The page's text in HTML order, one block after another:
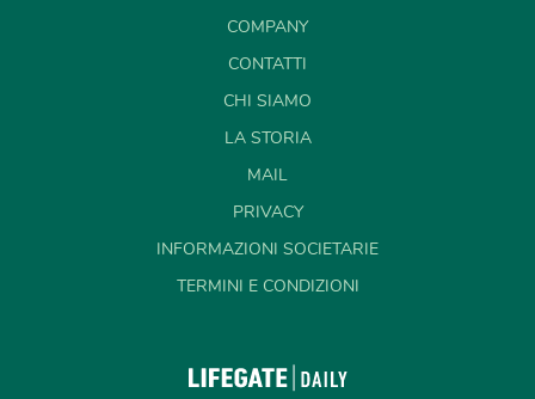
COMPANY
CONTATTI
CHI SIAMO
LA STORIA
MAIL
PRIVACY
INFORMAZIONI SOCIETARIE
TERMINI E CONDIZIONI